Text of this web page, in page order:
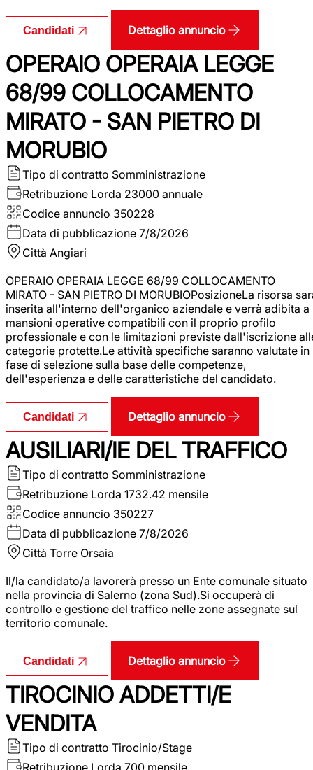
Candidati Dettaglio annuncio
OPERAIO OPERAIA LEGGE
68/99 COLLOCAMENTO
MIRATO - SAN PIETRO DI
MORUBIO
Tipo di contratto Somministrazione
Retribuzione Lorda 23000 annuale
Codice annuncio 350228
Data di pubblicazione 7/8/2026
Città Angiari
OPERAIO OPERAIA LEGGE 68/99 COLLOCAMENTO
MIRATO - SAN PIETRO DI MORUBIOPosizioneLa risorsa
inserita all'interno dell'organico aziendale e verrà adibita a
mansioni operative compatibili con il proprio profilo
professionale e con le limitazioni previste dall'iscrizione
categorie protette.Le attività specifiche saranno valutate in
fase di selezione sulla base delle competenze,
dell'esperienza e delle caratteristiche del candidato.
Candidati Dettaglio annuncio
AUSILIARI/IE DEL TRAFFICO
Tipo di contratto Somministrazione
Retribuzione Lorda 1732.42 mensile
Codice annuncio 350227
Data di pubblicazione 7/8/2026
Città Torre Orsaia
Il/la candidato/a lavorerà presso un Ente comunale situato
nella provincia di Salerno (zona Sud).Si occuperà di
controllo e gestione del traffico nelle zone assegnate sul
territorio comunale.
Candidati Dettaglio annuncio
TIROCINIO ADDETTI/E
VENDITA
Tipo di contratto Tirocinio/Stage
Retribuzione Lorda 700 mensile